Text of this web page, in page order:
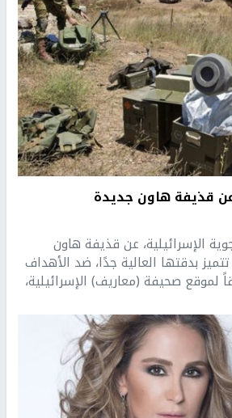
قذيفة هاون جديدة
الإسرائيلية، عن قذيفة هاون
120 ملم، تتميز بدقتها العالية جدًا، ضد الأهداف
لموقع صحيفة (معاريف) الإسرائيلية،